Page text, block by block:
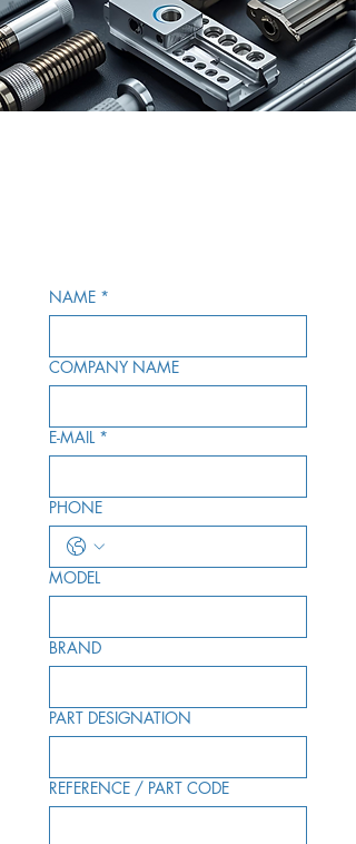
NAME *
COMPANY NAME
E-MAIL *
PHONE
MODEL
BRAND
PART DESIGNATION
REFERENCE / PART CODE